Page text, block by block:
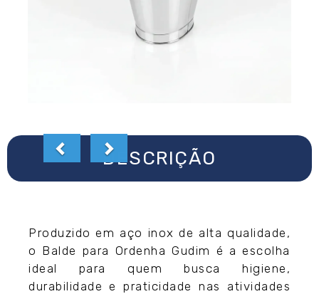
DESCRIÇÃO
Produzido em aço inox de alta qualidade,
o Balde para Ordenha Gudim é a escolha
ideal para quem busca higiene,
durabilidade e praticidade nas atividades